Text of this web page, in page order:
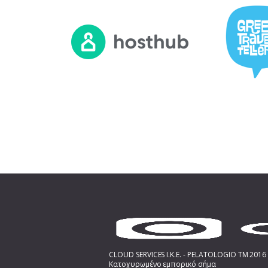
CLOUD SERVICES I.K.E. - PELATOLOGIO TM
Κατοχυρωμένο εμπορικό σήμα